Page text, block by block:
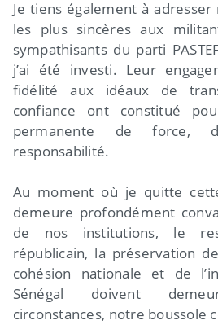
Je tiens également à
les plus sincères aux
sympathisants du parti
j’ai été investi. Leur
fidélité aux idéaux de
confiance ont constitué
permanente de force,
responsabilité.
Au moment où je quitte
demeure profondément
de nos institutions, le
républicain, la préservation
cohésion nationale et de
Sénégal doivent
circonstances, notre boussole